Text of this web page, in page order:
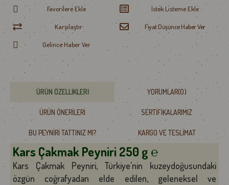
Favorilere Ekle İstek Listeme Ekle
Karşılaştır Fiyat Düşünce Haber Ver
Gelince Haber Ver
ÜRÜN ÖZELLIKLERI YORUMLAR(0)
ÜRÜN ÖNERILERI SERTIFIKALARIMIZ
BU PEYNIRI TATTINIZ MI? KARGO VE TESLIMAT
Kars Çakmak Peyniri 250 g ℮
Kars Çakmak Peyniri, Türkiye'nin kuzeydoğusundaki
özgün coğrafyadan elde edilen, geleneksel ve